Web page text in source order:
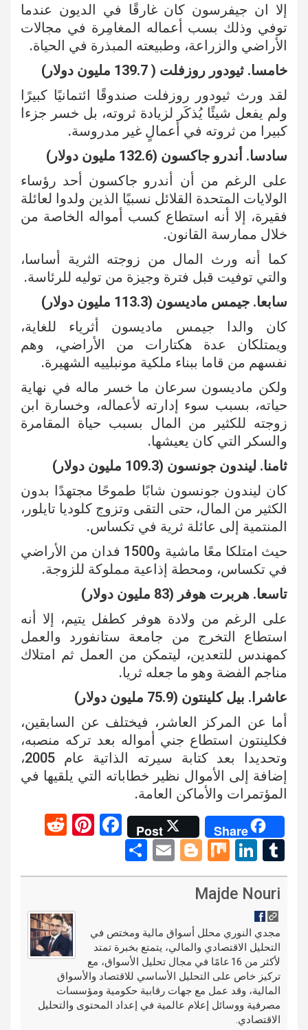
إلا ان جيفرسون كان غارقًا في الديون عندما
توفي وذلك بسب أعماله المغامِرة في مجالات
الأراضي والزراعة، وطبيعته المبذرة في الحياة.
خامسا. ثيودور روزفلت ( 139.7 مليون دولار)
لقد ورث ثيودور روزفلت صندوقًا ائتمانيًا كبيرًا
ولم يفعل شيئًا يُذكَر لزيادة ثروته، بل خسر جزءا
كبيرا من ثروته في أعمالٍ غير مدروسة.
سادسا. أندرو جاكسون (132.6 مليون دولار)
على الرغم من أن أندرو جاكسون أحد رؤساء
الولايات المتحدة القلائل نسبيًا الذين ولدوا لعائلة
فقيرة، إلا أنه استطاع كسب أمواله الخاصة من
خلال ممارسة القانون.
كما أنه ورث المال من زوجته الثرية أساسا،
والتي توفيت قبل فترة وجيزة من توليه للرئاسة.
سابعا. جيمس ماديسون (113.3 مليون دولار)
كان والدا جيمس ماديسون أثرياء للغاية،
ويمتلكان عدة هكتارات من الأراضي، وهم
نفسهم من قاما ببناء ملكية مونبلييه الشهيرة.
ولكن ماديسون سرعان ما خسر ماله في نهاية
حياته، بسبب سوء إدارته لأعماله، وخسارة ابن
زوجته للكثير من المال بسبب حياة المقامرة
والسكر التي كان يعيشها.
ثامنا. ليندون جونسون (109.3 مليون دولار)
كان ليندون جونسون شابًا طموحًا مجتهدًا بدون
الكثير من المال، حتى التقى وتزوج كلوديا تايلور،
المنتمية إلى عائلة ثرية في تكساس.
حيث امتلكا معًا ماشية و1500 فدان من الأراضي
في تكساس، ومحطة إذاعية مملوكة للزوجة.
تاسعا. هربرت هوفر (83 مليون دولار)
على الرغم من ولادة هوفر كطفل يتيم، إلا أنه
استطاع التخرج من جامعة ستانفورد والعمل
كمهندس للتعدين، ليتمكن من العمل ثم امتلاك
مناجم الفضة وهو ما جعله ثريا.
عاشرا. بيل كلينتون (75.9 مليون دولار)
أما عن المركز العاشر، فيختلف عن السابقين،
فكلينتون استطاع جني أمواله بعد تركه منصبه،
وتحديدا بعد كتابة سيرته الذاتية عام 2005،
إضافة إلى الأموال نظير خطاباته التي يلقيها في
المؤتمرات والأماكن العامة.
Share
Post
F
ce
o
k
Pi
er
t
d
t
T
u
m
bl
r
Li
n
ke
n
M
ix
Bl
o
er
E
m
h
Majde Nouri
مجدي النوري محلل أسواق مالية ومختص في
التحليل الاقتصادي والمالي، يتمتع بخبرة تمتد
لأكثر من 16 عامًا في مجال تحليل الأسواق، مع
تركيز خاص على التحليل الأساسي للاقتصاد والأسواق
المالية، وقد عمل مع جهات رقابية حكومية ومؤسسات
مصرفية ووسائل إعلام عالمية في إعداد المحتوى والتحليل
الاقتصادي.